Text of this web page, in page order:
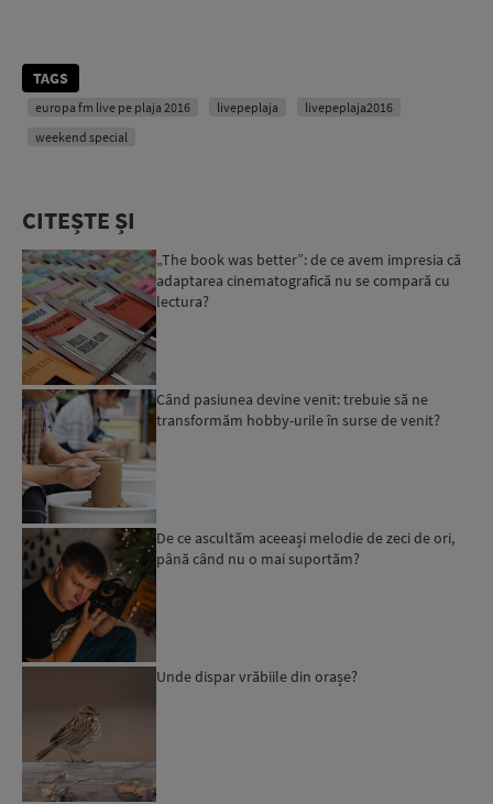
TAGS
europa fm live pe plaja 2016 livepeplaja
livepeplaja2016
weekend special
CITEȘTE ȘI
„The book was better”: de ce avem impresia că
adaptarea cinematografică nu se compară cu
lectura?
Când pasiunea devine venit: trebuie să ne
transformăm hobby-urile în surse de venit?
De ce ascultăm aceeași melodie de zeci de ori,
până când nu o mai suportăm?
Unde dispar vrăbiile din orașe?